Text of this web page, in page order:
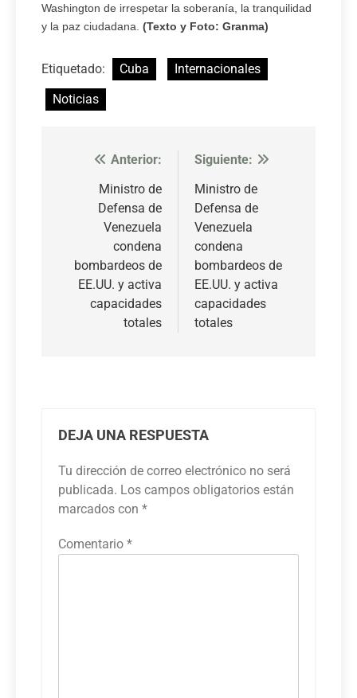
Washington de irrespetar la soberanía, la tranquilidad
y la paz ciudadana. (Texto y Foto: Granma)
Etiquetado: Cuba
Internacionales
Noticias
Navegación
entradas
Anterior:
Ministro de
Defensa de
Venezuela
condena
bombardeos de
EE.UU. y activa
capacidades
totales
Siguiente:
Ministro de
Defensa de
Venezuela
condena
bombardeos de
EE.UU. y activa
capacidades
totales
DEJA UNA RESPUESTA
Tu dirección de correo electrónico no será
publicada. Los campos obligatorios están
marcados con *
Comentario *